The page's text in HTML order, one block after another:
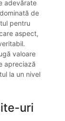
adevărate
de
pentru
aspect,
valoare
apreciază
la un nivel
uri